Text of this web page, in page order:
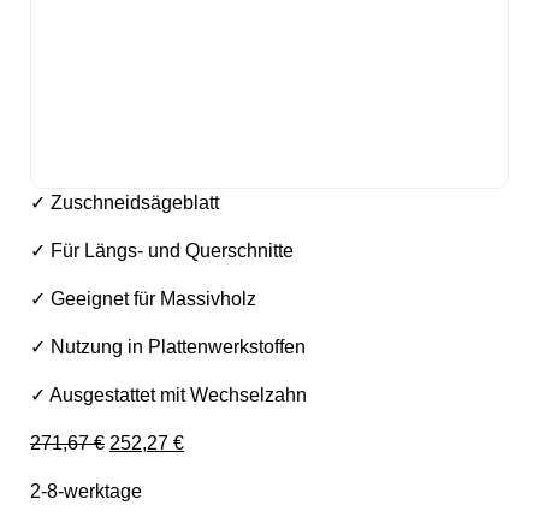
✓ Zuschneidsägeblatt
✓ Für Längs- und Querschnitte
✓ Geeignet für Massivholz
✓ Nutzung in Plattenwerkstoffen
✓ Ausgestattet mit Wechselzahn
271,67€ Ursprünglicher Preis war: 271,67 €
252,27 €Aktueller Preis ist: 252,27 €.
2-8-werktage